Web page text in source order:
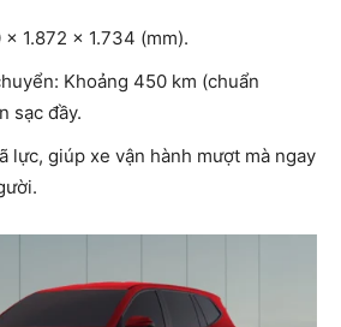
1.872 x 1.734 (mm).
Khoảng 450 km (chuẩn
sạc đầy.
lực, giúp xe vận hành mượt mà ngay